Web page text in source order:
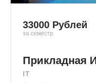
33000 Рублей
за семестр
Прикладная
IT